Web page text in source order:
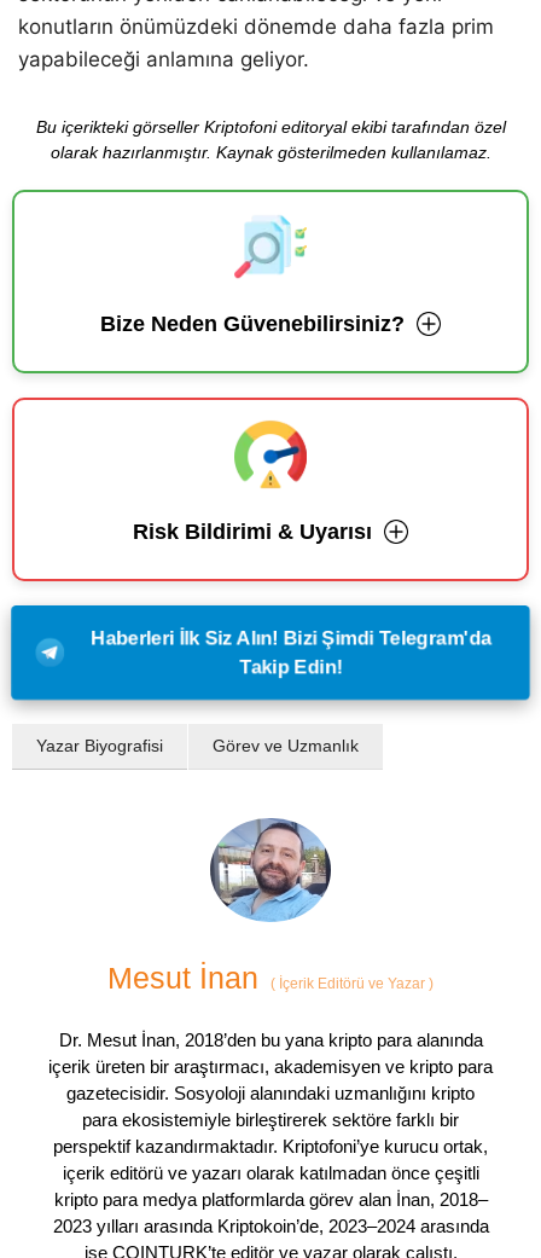
konutların önümüzdeki dönemde daha fazla prim
yapabileceği anlamına geliyor.
Bu içerikteki görseller Kriptofoni editoryal ekibi tarafından özel
olarak hazırlanmıştır. Kaynak gösterilmeden kullanılamaz.
Bize Neden Güvenebilirsiniz?
Risk Bildirimi & Uyarısı
Haberleri İlk Siz Alın! Bizi Şimdi Telegram'da
Takip Edin!
Yazar Biyografisi Görev ve Uzmanlık
Mesut İnan ( İçerik Editörü ve Yazar )
Dr. Mesut İnan, 2018’den bu yana kripto para alanında
içerik üreten bir araştırmacı, akademisyen ve kripto para
gazetecisidir. Sosyoloji alanındaki uzmanlığını kripto
para ekosistemiyle birleştirerek sektöre farklı bir
perspektif kazandırmaktadır. Kriptofoni’ye kurucu ortak,
içerik editörü ve yazarı olarak katılmadan önce çeşitli
kripto para medya platformlarda görev alan İnan, 2018–
2023 yılları arasında Kriptokoin’de, 2023–2024 arasında
ise COINTURK’te editör ve yazar olarak çalıştı.